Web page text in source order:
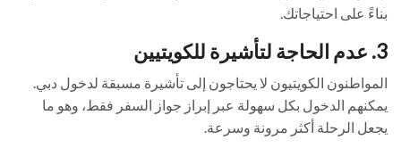
بناءً على احتياجاتك.
3. عدم الحاجة لتأشيرة للكويتيين
المواطنون الكويتيون لا يحتاجون إلى تأشيرة مسبقة لدخول دبي.
يمكنهم الدخول بكل سهولة عبر إبراز جواز السفر فقط، وهو ما
يجعل الرحلة أكثر مرونة وسرعة.